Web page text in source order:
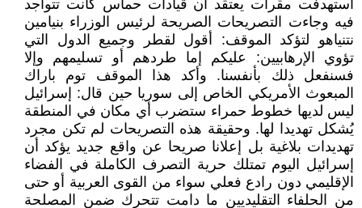
استهدفت مقرات يعتقد أن قيادات حماس كانت تتواجد
فيه وجاءت التصريحات الصريحة لرئيس الوزراء بنيامين
نتنياهو لتؤكد الموقف: أقول لقطر وجميع الدول التي
تؤوي الإرهابيين: عليكم إما طردهم أو تسليمهم وإلا
فسنفعل ذلك بأنفسنا. وأكد هذا الموقف توم باراك
المبعوث الأمريكي الخاص إلى سوريا حين قال: إسرائيل
ليس لديها خطوط حمراء ستضرب أي مكان في المنطقة
يُشكل تهديدا لها. وحقيقة هذه التصريحات لم تكن مجرد
تهديدات بلاغية بل إعلانا صريحا عن واقع جديد يؤكد أن
إسرائيل اليوم تمتلك حرية التصرف الكاملة في الفضاء
الإقليمي دون رادع فعلي سواء من القوى العربية أو حتى
من الحلفاء التقليديين ما دامت تتحرك ضمن المصلحة